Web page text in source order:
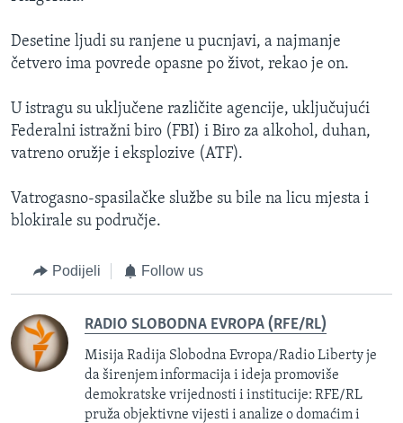
Desetine ljudi su ranjene u pucnjavi, a najmanje
četvero ima povrede opasne po život, rekao je on.
U istragu su uključene različite agencije, uključujući
Federalni istražni biro (FBI) i Biro za alkohol, duhan,
vatreno oružje i eksplozive (ATF).
Vatrogasno-spasilačke službe su bile na licu mjesta i
blokirale su područje.
Podijeli Follow us
RADIO SLOBODNA EVROPA (RFE/RL)
Misija Radija Slobodna Evropa/Radio Liberty je
da širenjem informacija i ideja promoviše
demokratske vrijednosti i institucije: RFE/RL
pruža objektivne vijesti i analize o domaćim i